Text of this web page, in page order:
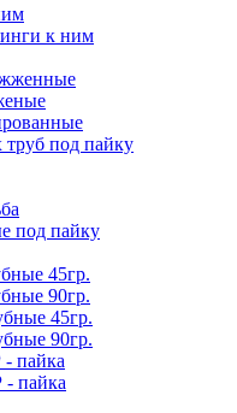
к ним
под пайку
под пайку
45гр.
90гр.
45гр.
90гр.
- пайка
- пайка